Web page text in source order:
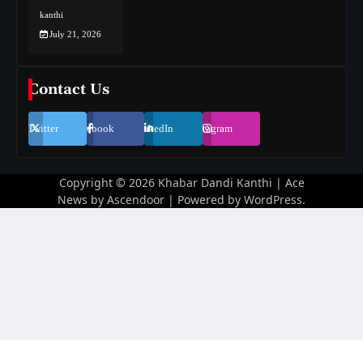
kanthi
July 21, 2026
Contact Us
Twitter Facebook LinkedIn Instagram
Copyright © 2026 Khabar Dandi Kanthi | Ace
News by Ascendoor | Powered by WordPress.